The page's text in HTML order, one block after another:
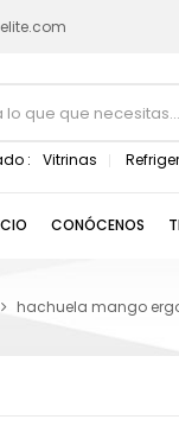
: Vitrinas
CONÓCENOS
hachuela mango